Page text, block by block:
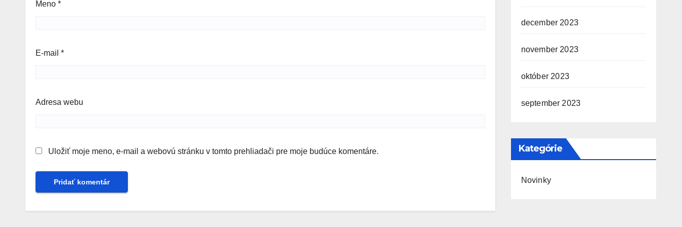
Meno *
E-mail *
Adresa webu
Uložiť moje meno, e-mail a webovú stránku v tomto prehliadači pre moje budúce komentáre.
december 2023
november 2023
október 2023
september 2023
Kategórie
Novinky